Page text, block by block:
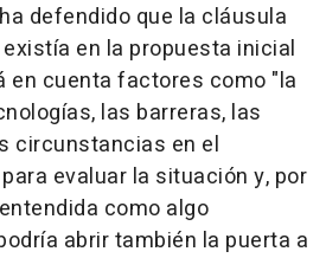
defendido que la cláusula
en la propuesta inicial
en cuenta factores como "la
las barreras, las
circunstancias en el
evaluar la situación y, por
como algo
abrir también la puerta a